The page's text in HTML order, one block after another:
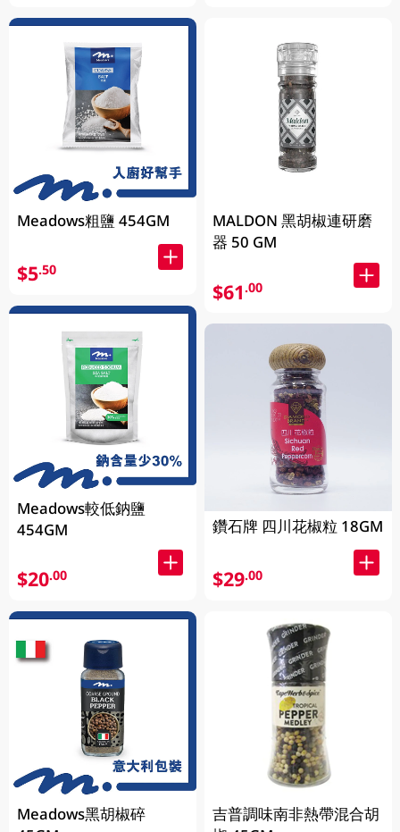
Meadows粗鹽 454GM
$5.50
Meadows較低鈉鹽
454GM
$20.00
Meadows黑胡椒碎
MALDON 黑胡椒連研磨
器 50 GM
$61.00
鑽石牌 四川花椒粒 18GM
$29.00
吉普調味南非熱帶混合胡